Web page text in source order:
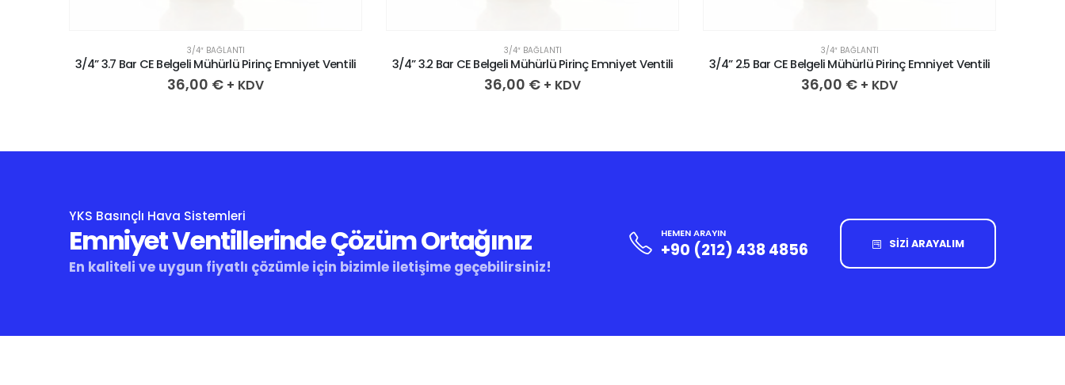
3/4″ BAĞLANTI
3/4” 3.7 Bar CE Belgeli Mühürlü Pirinç Emniyet Ventili
36,00 € + KDV
3/4″ BAĞLANTI
3/4” 3.2 Bar CE Belgeli Mühürlü Pirinç Emniyet Ventili
36,00 € + KDV
3/4″ BAĞLANTI
3/4” 2.5 Bar CE Belgeli Mühürlü Pirinç Emniyet Ventili
36,00 € + KDV
YKS Basınçlı Hava Sistemleri
Emniyet Ventillerinde Çözüm Ortağınız
En kaliteli ve uygun fiyatlı çözümle için bizimle iletişime geçebilirsiniz!
HEMEN ARAYIN
+90 (212) 438 4856 SİZİ ARAYALIM